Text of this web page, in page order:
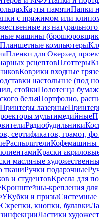
Карты памятиПапки
с прижимом или
из натурального
машины
Планшетные компьютеры
Пленки для Оверхед-
рецептовПлоттеры
Коврики входные
настольные (под
стойкиПолотенца
бельяПортфолио,
Принтеры лазерные
мультимедийные
Радиобудильники
сертификатов, грамот,
РаспылителиКофемашины
Краски
масляные
тканиРучки подарочные
и студентовКресла для
Кронштейны-крепления
Кубки и призыСистемные
Скрепки, кнопки, булавки
Ластики